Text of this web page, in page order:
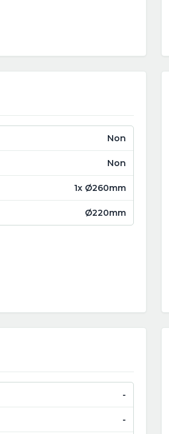
Non
Non
1x Ø260mm
Ø220mm
-
-